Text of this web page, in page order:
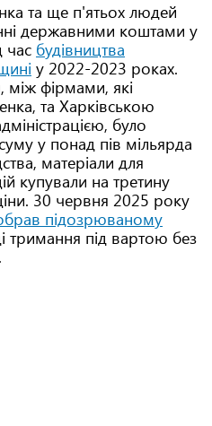
та ще п'ятьох людей
державними коштами у
час будівництва
у 2022-2023 роках.
фірмами, які
та Харківською
було
у понад пів мільярда
матеріали для
купували на третину
30 червня 2025 року
підозрюваному
тримання під вартою без